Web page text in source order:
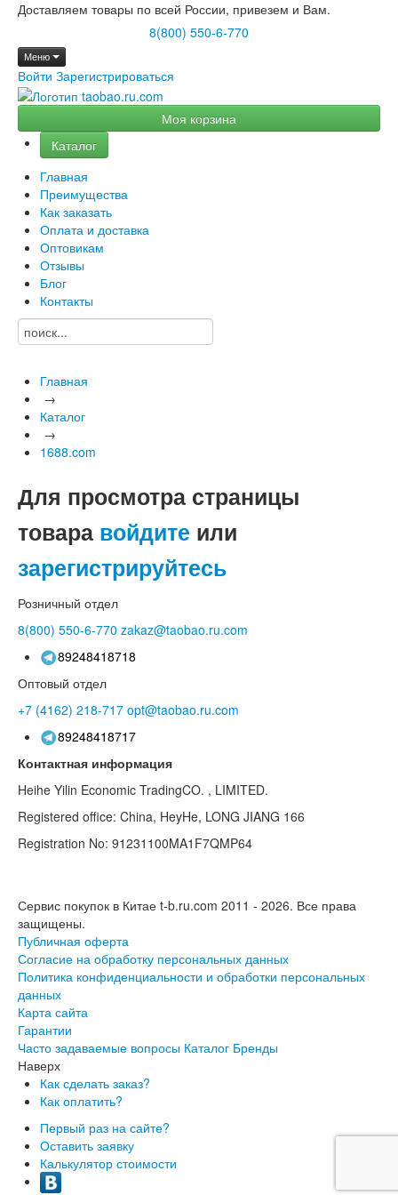
Доставляем товары по всей России, привезем и Вам.
8(800) 550-6-770
Меню
Войти Зарегистрироваться
Моя корзина
Каталог
Главная
Преимущества
Как заказать
Оплата и доставка
Оптовикам
Отзывы
Блог
Контакты
Главная
→
Каталог
→
1688.com
Для просмотра страницы
товара войдите или
зарегистрируйтесь
Розничный отдел
8(800) 550-6-770 zakaz@taobao.ru.com
89248418718
Оптовый отдел
+7 (4162) 218-717 opt@taobao.ru.com
89248418717
Контактная информация
Heihe Yilin Economic TradingCO. , LIMITED.
Registered office: China, HeyHe, LONG JIANG 166
Registration No: 91231100MA1F7QMP64
Сервис покупок в Китае t-b.ru.com 2011 - 2026. Все права
защищены.
Публичная оферта
Согласие на обработку персональных данных
Политика конфиденциальности и обработки персональных
данных
Карта сайта
Гарантии
Часто задаваемые вопросы Каталог Бренды
Наверх
Как сделать заказ?
Как оплатить?
Первый раз на сайте?
Оставить заявку
Калькулятор стоимости